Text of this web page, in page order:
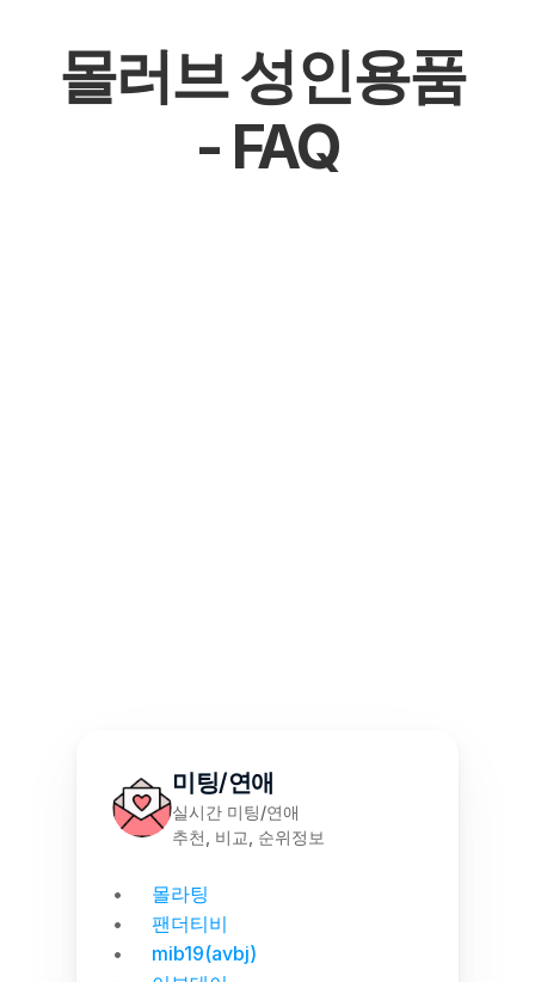
몰러브 성인용품
- FAQ
미팅/연애
실시간 미팅/연애
추천, 비교, 순위정보
몰라팅
팬더티비
mib19(avbj)